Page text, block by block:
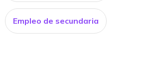
Empleo de secundaria